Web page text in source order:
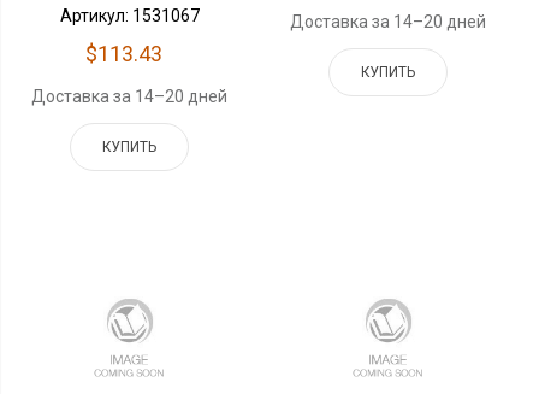
Артикул: 1531067
$113.43
Доставка за 14–20 дней
КУПИТЬ
Доставка за 14–20 дней
КУПИТЬ